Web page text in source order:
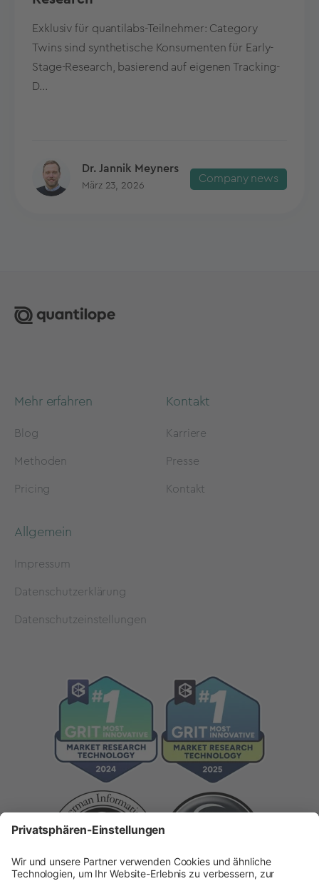
Exklusiv für quantilabs-Teilnehmer: Category
Twins sind synthetische Konsumenten für Early-
Stage-Research, basierend auf eigenen Tracking-
D...
Dr. Jannik Meyners
März 23, 2026
Company news
Mehr erfahren
Blog
Methoden
Pricing
Kontakt
Karriere
Presse
Kontakt
Allgemein
Impressum
Datenschutzerklärung
Datenschutzeinstellungen